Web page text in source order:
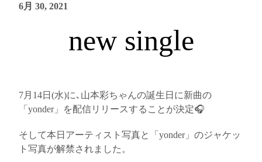
6月 30, 2021
new single
7月 14日 (水)に､山本彩ちゃんの誕生日に新曲の
「 yonder」を配信リリースすることが決定🎧
そして本日アーティスト写真と「 yonder」のジャケッ
ト写真が解禁されました。